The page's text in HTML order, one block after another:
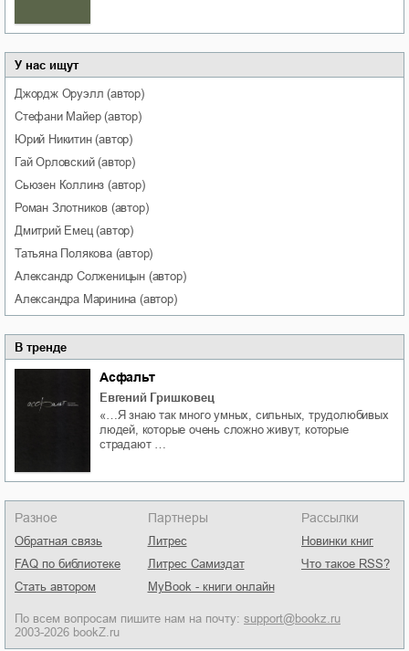
У нас ищут
Джордж Оруэлл (автор)
Стефани Майер(автор)
Юрий Никитин(автор)
Гай Орловский(автор)
Сьюзен Коллинз (автор)
Роман Злотников (автор)
Дмитрий Емец(автор)
Татьяна Полякова(автор)
Александр Солженицын (автор)
Александра Маринина (автор)
В тренде
Асфальт
Евгений Гришковец
«…Я знаю так много умных, сильных, трудолюбивых
людей, которые очень сложно живут, которые
страдают …
Разное
Обратная связь
FAQ по библиотеке
Стать автором
Партнеры
Литрес
Литрес Самиздат
MyBook - книги онлайн
Рассылки
Новинки книг
Что такое RSS?
По всем вопросам пишите нам на почту: support@bookz.ru
2003-2026 bookZ.ru